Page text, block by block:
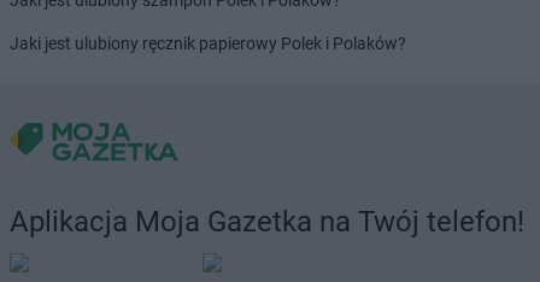
Jaki jest ulubiony ręcznik papierowy Polek i Polaków?
Aplikacja Moja Gazetka na Twój telefon!